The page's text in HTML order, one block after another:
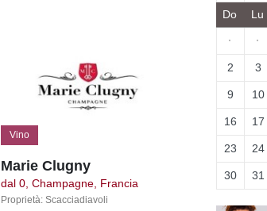
Vino
Marie Clugny
dal 0, Champagne, Francia
Proprietà: Scacciadiavoli
Do Lu
· ·
2 3
9 10
16 17
23 24
30 31